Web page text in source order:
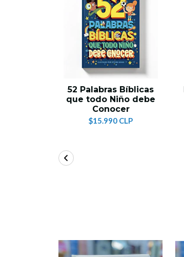
52 Palabras Bíblicas
que todo Niño debe
Conocer
$15.990 CLP